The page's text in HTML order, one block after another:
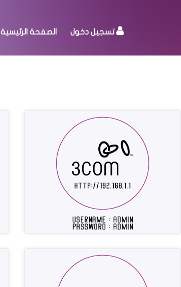
تسجيل دخول الصفحة الرئيسية